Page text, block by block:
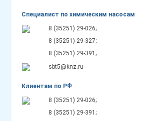
Специалист по химическим насосам
8 (35251) 29-026;
8 (35251) 29-327;
8 (35251) 29-391;
sbt5@knz.ru
Клиентам по РФ
8 (35251) 29-026;
8 (35251) 29-391;